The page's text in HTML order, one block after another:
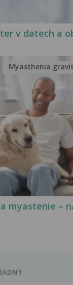
v datech a
myastenie –
Myasthenia